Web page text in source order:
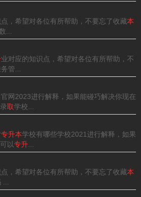
，希望对各位有所帮助，不要忘了收藏本
...
业对应的知识点，希望对各位有所帮助，不
管...
网2023进行解释，如果能碰巧解决你现在
取学校...
专升本学校有哪些学校2021进行解释，如果
以专升
，希望对各位有所帮助，不要忘了收藏本